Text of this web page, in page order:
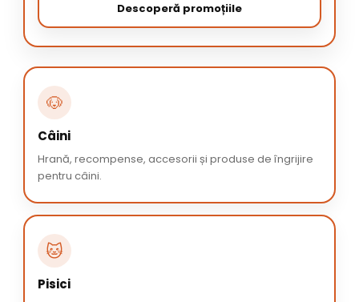
Descoperă promoțiile
🐶
Câini
Hrană, recompense, accesorii și produse de îngrijire
pentru câini.
🐱
Pisici